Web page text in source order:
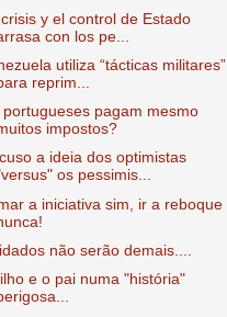
crisis y el control de Estado
con los pe...
utiliza “tácticas militares”
reprim...
portugueses pagam mesmo
impostos?
a ideia dos optimistas
os pessimis...
a iniciativa sim, ir a reboque
não serão demais....
e o pai numa "história"